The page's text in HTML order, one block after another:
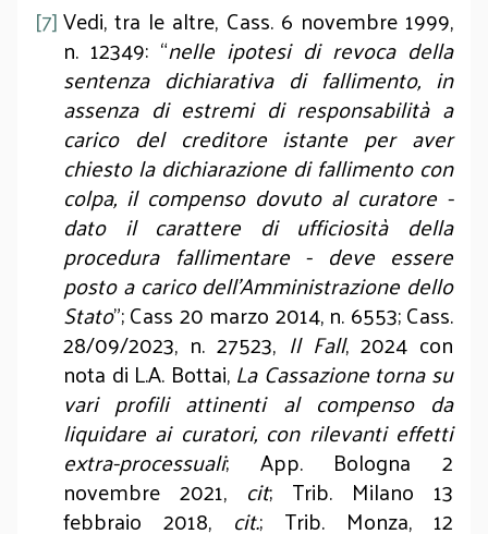
[7]Vedi, tra le altre, Cass. 6 novembre 1999,
n. 12349: “nelle ipotesi di revoca della
sentenza dichiarativa di fallimento, in
assenza di estremi di responsabilità a
carico del creditore istante per aver
chiesto la dichiarazione di fallimento con
colpa, il compenso dovuto al curatore -
dato il carattere di ufficiosità della
procedura fallimentare - deve essere
posto a carico dell'Amministrazione dello
Stato”; Cass 20 marzo 2014, n. 6553; Cass.
28/09/2023, n. 27523, Il Fall, 2024 con
nota di L.A. Bottai,La Cassazione torna su
vari profili attinenti al compenso da
liquidare ai curatori, con rilevanti effetti
extra-processuali; App. Bologna 2
novembre 2021, cit; Trib. Milano 13
febbraio 2018, cit.; Trib. Monza, 12